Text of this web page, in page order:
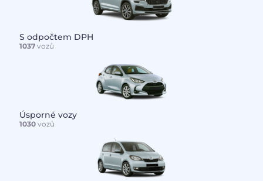
S odpočtem DPH
1037vozů
Úsporné vozy
1030vozů